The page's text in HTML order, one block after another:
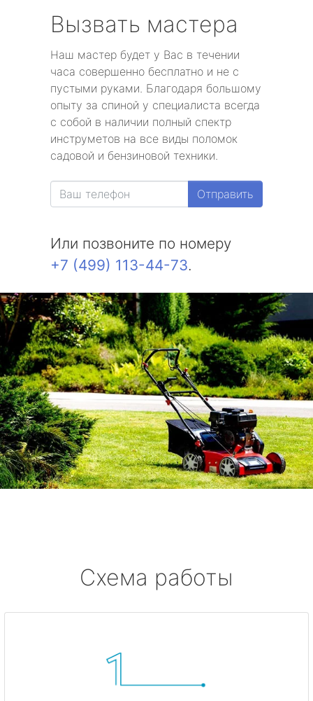
Вызвать мастера
Наш мастер будет у Вас в течении
часа совершенно бесплатно и не с
пустыми руками. Благодаря большому
опыту за спиной у специалиста всегда
с собой в наличии полный спектр
инструметов на все виды поломок
садовой и бензиновой техники.
Отправить
Или позвоните по номеру
+7 (499) 113-44-73.
Схема работы